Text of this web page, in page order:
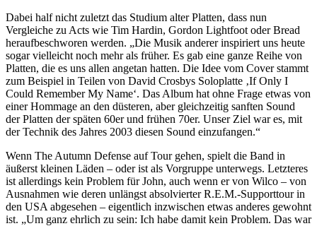
Dabei half nicht zuletzt das Studium alter Platten, dass nun
Vergleiche zu Acts wie Tim Hardin, Gordon Lightfoot oder Bread
heraufbeschworen werden. „Die Musik anderer inspiriert uns heute
sogar vielleicht noch mehr als früher. Es gab eine ganze Reihe von
Platten, die es uns allen angetan hatten. Die Idee vom Cover stammt
zum Beispiel in Teilen von David Crosbys Soloplatte ‚If Only I
Could Remember My Name‘. Das Album hat ohne Frage etwas von
einer Hommage an den düsteren, aber gleichzeitig sanften Sound
der Platten der späten 60er und frühen 70er. Unser Ziel war es, mit
der Technik des Jahres 2003 diesen Sound einzufangen.“
Wenn The Autumn Defense auf Tour gehen, spielt die Band in
äußerst kleinen Läden – oder ist als Vorgruppe unterwegs. Letzteres
ist allerdings kein Problem für John, auch wenn er von Wilco – von
Ausnahmen wie deren unlängst absolvierter R.E.M.-Supporttour in
den USA abgesehen – eigentlich inzwischen etwas anderes gewohnt
ist. „Um ganz ehrlich zu sein: Ich habe damit kein Problem. Das war